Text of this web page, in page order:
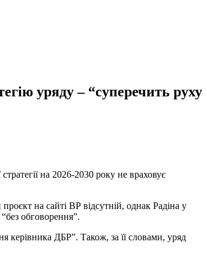
уряду – “суперечить руху
на 2026-2030 року не враховує
на сайті ВР відсутній, однак Радіна у
обговорення”.
керівника ДБР”. Також, за її словами, уряд